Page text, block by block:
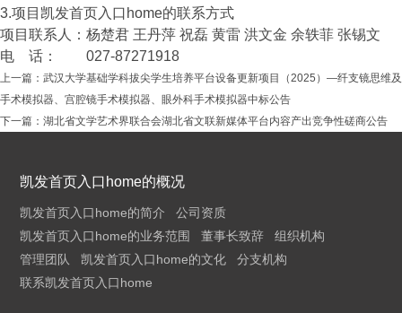
3.项目凯发首页入口home的联系方式
项目联系人：杨楚君 王丹萍 祝磊 黄雷 洪文金 余轶菲 张锡文
电 话： 027-87271918
上一篇： 武汉大学基础学科拔尖学生培养平台设备更新项目（2025）—纤支镜思维及
手术模拟器、宫腔镜手术模拟器、眼外科手术模拟器中标公告
下一篇： 湖北省文学艺术界联合会湖北省文联新媒体平台内容产出竞争性磋商公告
凯发首页入口home的概况
凯发首页入口home的简介
公司资质
凯发首页入口home的业务范围
董事长致辞
组织机构
管理团队
凯发首页入口home的文化
分支机构
联系凯发首页入口home